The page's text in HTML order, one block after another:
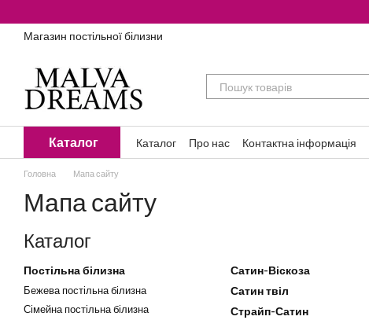
Магазин постільної білизни
Каталог Каталог Про нас Контактна інформація
Головна Мапа сайту
Мапа сайту
Каталог
Постільна білизна
Бежева постільна білизна
Сімейна постільна білизна
Сатин-Віскоза
Сатин твіл
Страйп-Сатин